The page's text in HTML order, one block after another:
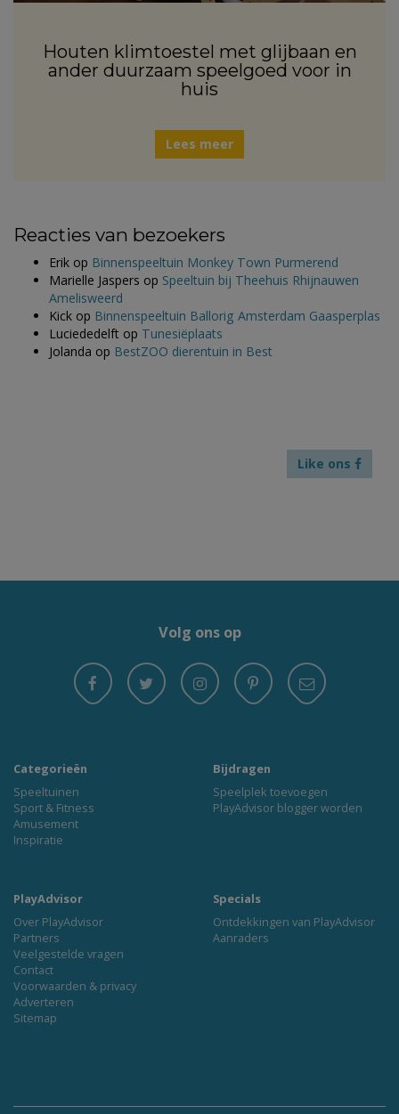
Houten klimtoestel met glijbaan en
ander duurzaam speelgoed voor in
huis
Lees meer
Reacties van bezoekers
Erik op Binnenspeeltuin Monkey Town Purmerend
Marielle Jaspers op Speeltuin bij Theehuis Rhijnauwen
Amelisweerd
Kick op Binnenspeeltuin Ballorig Amsterdam Gaasperplas
Luciededelft op Tunesiëplaats
Jolanda op BestZOO dierentuin in Best
Like ons
Volg ons op
Categorieën
Speeltuinen
Sport & Fitness
Amusement
Inspiratie
Bijdragen
Speelplek toevoegen
PlayAdvisor blogger worden
PlayAdvisor
Over PlayAdvisor
Partners
Veelgestelde vragen
Contact
Voorwaarden & privacy
Adverteren
Sitemap
Specials
Ontdekkingen van PlayAdvisor
Aanraders